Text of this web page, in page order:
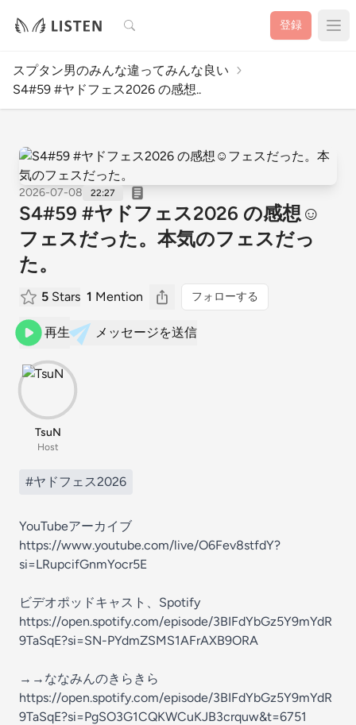
検索 登録
スプタン男のみんな違ってみんな良い
S4#59 #ヤドフェス2026 の感想..
2026-07-08 22:27
S4#59 #ヤドフェス2026 の感想☺︎
フェスだった。本気のフェスだっ
た。
5 Stars 1 Mention フォローする
再生 メッセージを送信
TsuN
Host
#ヤドフェス2026
YouTubeアーカイブ
https://www.youtube.com/live/O6Fev8stfdY?
si=LRupcifGnmYocr5E
ビデオポッドキャスト、Spotify
https://open.spotify.com/episode/3BIFdYbGz5Y9mYdR
9TaSqE?si=SN-PYdmZSMS1AFrAXB9ORA
→→ななみんのきらきら
https://open.spotify.com/episode/3BIFdYbGz5Y9mYdR
9TaSqE?si=PgSO3G1CQKWCuKJB3crquw&t=6751